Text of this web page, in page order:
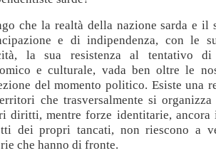
che la realtà della nazione sarda e il
e di indipendenza, con le
la sua resistenza al tentativo di
e culturale, vada ben oltre le
del momento politico. Esiste una
che trasversalmente si
diritti, mentre forze identitarie, ancora
dei propri tancati, non riescono a
che hanno di fronte.